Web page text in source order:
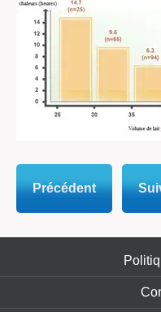
Précédent